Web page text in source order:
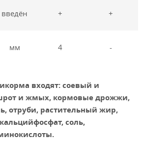
введён + +
мм 4 -
входят: соевый и
и жмых, кормовые дрожжи,
отруби, растительный жир,
соль,